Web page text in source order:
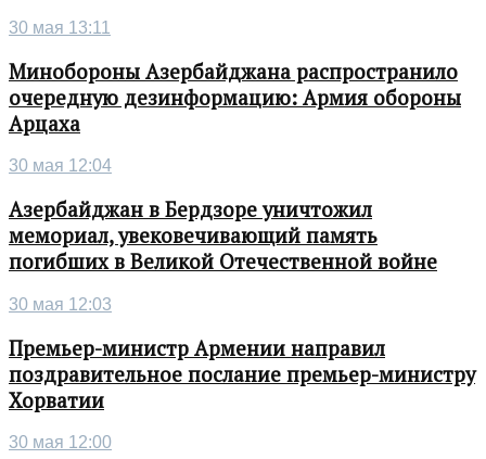
30 мая 13:11
Минобороны Азербайджана распространило
очередную дезинформацию: Армия обороны
Арцаха
30 мая 12:04
Азербайджан в Бердзоре уничтожил
мемориал, увековечивающий память
погибших в Великой Отечественной войне
30 мая 12:03
Премьер-министр Армении направил
поздравительное послание премьер-министру
Хорватии
30 мая 12:00